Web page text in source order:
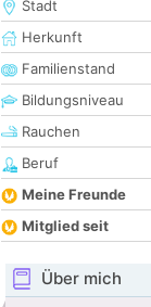
Stadt
Herkunft
Familienstand
Bildungsniveau
Rauchen
Beruf
Meine Freunde
Mitglied seit
Über mich